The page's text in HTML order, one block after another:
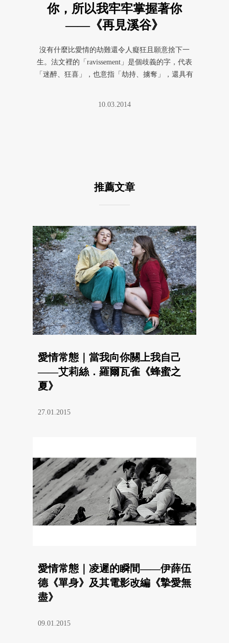
你，所以我牢牢掌握著你
——《再見溪谷》
沒有什麼比愛情的劫難還令人癡狂且願意捨下一
生。法文裡的「ravissement」是個歧義的字，代表
「迷醉、狂喜」，也意指「劫持、擄奪」，還具有
10.03.2014
推薦文章
愛情常態｜當我向你關上我自己
——艾莉絲．羅爾瓦雀《蜂蜜之
夏》
27.01.2015
愛情常態｜凌遲的瞬間——伊薛伍
德《單身》及其電影改編《摯愛無
盡》
09.01.2015